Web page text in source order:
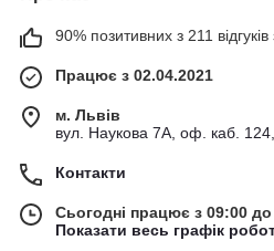
90% позитивних з 211 відгуків
Працює з 02.04.2021
м. Львів
вул. Наукова 7А, оф. каб. 124,
Контакти
Сьогодні працює з 09:00
Показати весь графік